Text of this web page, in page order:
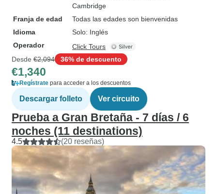
Cambridge
Franja de edad
Todas las edades son bienvenidas
Idioma
Solo: Inglés
Operador
Click Tours
Desde €2,094 36% de descuento
€1,340
Regístrate para acceder a los descuentos
Descargar folleto Ver circuito
Prueba a Gran Bretaña - 7 días / 6
noches (11 destinations)
4.5 (20 reseñas)